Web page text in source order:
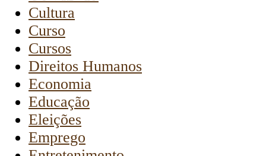
Cultura
Curso
Cursos
Direitos Humanos
Economia
Educação
Eleições
Emprego